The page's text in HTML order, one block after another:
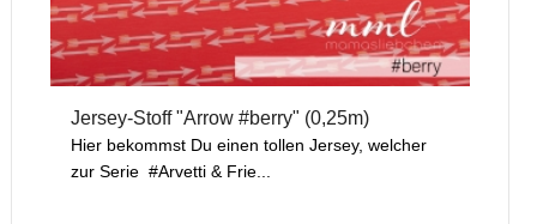
Jersey-Stoff "Arrow #berry" (0,25m)
Hier bekommst Du einen tollen Jersey, welcher
zur Serie #Arvetti & Frie...